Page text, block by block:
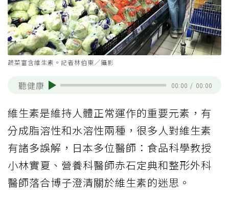
蔬菜富含維生素。記者林伯東／攝影
聽健康 00:00 / 00:00
維生素是維持人體正常運作的重要元素，有
分成脂溶性和水溶性兩種，很多人對維生素
有諸多誤解，日本多位醫師：食品科學教授
小林實夏、營養科醫師赤石定典和整形外科
醫師落合博子澄清關於維生素的迷思。